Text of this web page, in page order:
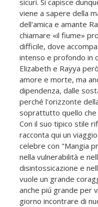
sicuri. Si capisce
viene a sapere della
dell'amica e amante
chiamare «il fiume»
difficile, dove
intenso e profondo in
Elizabeth e Rayya
amore e morte, ma
dipendenza, dalle
perché l'orizzonte
soprattutto quello che
Con il suo tipico stile
racconta qui un
celebre con "Mangia
nella vulnerabilità e
disintossicazione e
vuole un grande
anche piú grande per
giorno incontrare di